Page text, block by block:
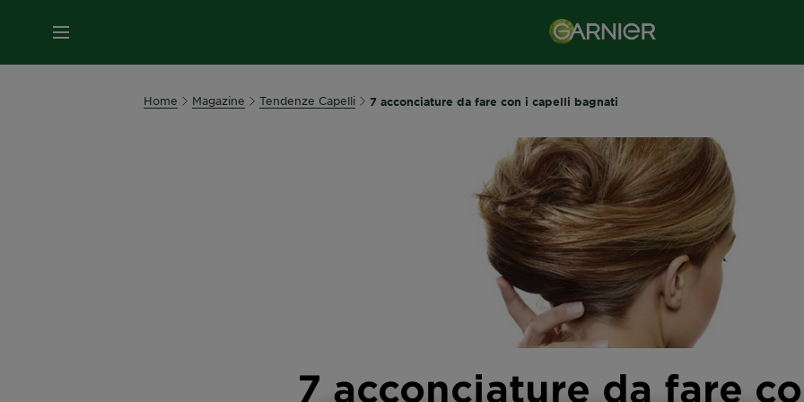
MENU
Home Magazine Tendenze Capelli 7 acconciature da fare con i capelli bagnati
7 acconciature da fare